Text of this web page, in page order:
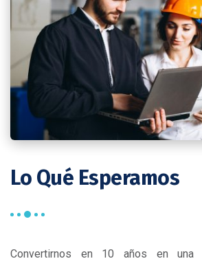
Lo Qué Esperamos
Convertirnos en 10 años en una